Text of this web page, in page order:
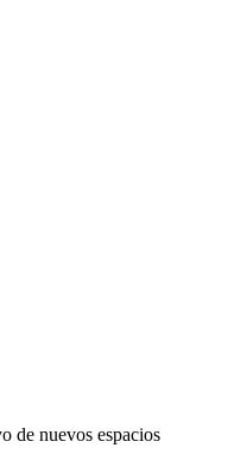
Aires y del partido de La
informado sobre
de nuevos espacios